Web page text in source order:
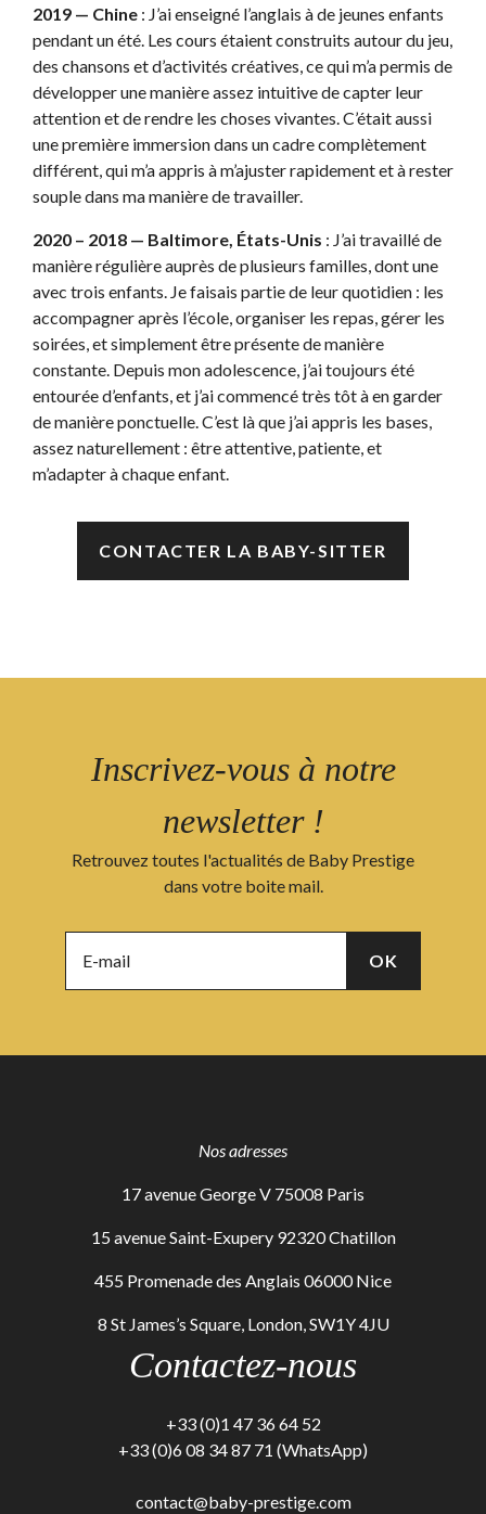
2019 — Chine : J’ai enseigné l’anglais à de jeunes enfants
pendant un été. Les cours étaient construits autour du jeu,
des chansons et d’activités créatives, ce qui m’a permis de
développer une manière assez intuitive de capter leur
attention et de rendre les choses vivantes. C’était aussi
une première immersion dans un cadre complètement
différent, qui m’a appris à m’ajuster rapidement et à rester
souple dans ma manière de travailler.
2020 – 2018 — Baltimore, États-Unis : J’ai travaillé de
manière régulière auprès de plusieurs familles, dont une
avec trois enfants. Je faisais partie de leur quotidien : les
accompagner après l’école, organiser les repas, gérer les
soirées, et simplement être présente de manière
constante. Depuis mon adolescence, j’ai toujours été
entourée d’enfants, et j’ai commencé très tôt à en garder
de manière ponctuelle. C’est là que j’ai appris les bases,
assez naturellement : être attentive, patiente, et
m’adapter à chaque enfant.
CONTACTER LA BABY-SITTER
Inscrivez-vous à notre
newsletter !
Retrouvez toutes l'actualités de Baby Prestige
dans votre boite mail.
Nos adresses
17 avenue George V 75008 Paris
15 avenue Saint-Exupery 92320 Chatillon
455 Promenade des Anglais 06000 Nice
8 St James’s Square, London, SW1Y 4JU
Contactez-nous
+33 (0)1 47 36 64 52
+33 (0)6 08 34 87 71 (WhatsApp)
contact@baby-prestige.com